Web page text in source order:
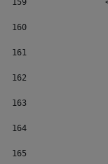
159
160
161
162
163
164
165